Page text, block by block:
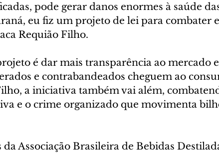
pode gerar danos enormes à saúde
eu fiz um projeto de lei para combater
Requião Filho.
é dar mais transparência ao mercado
e contrabandeados cheguem ao
a iniciativa também vai além,
e o crime organizado que movimenta
da Associação Brasileira de Bebidas